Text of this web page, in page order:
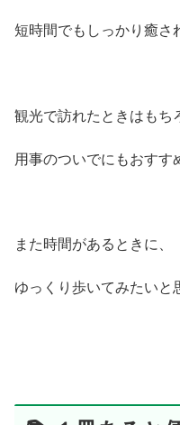
短時間でもしっかり癒さ
観光で訪れたときはもち
用事のついでにもおすす
また時間があるときに、
ゆっくり歩いてみたいと